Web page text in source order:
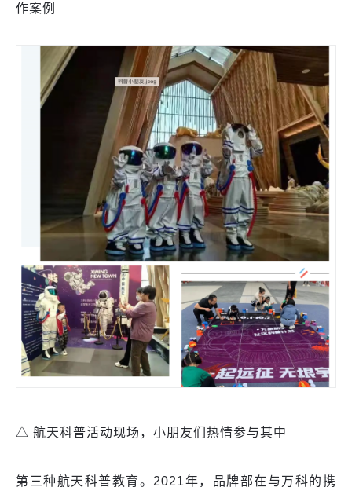
作案例
△ 航天科普活动现场，小朋友们热情参与其中
第三种航天科普教育。2021年，品牌部在与万科的携